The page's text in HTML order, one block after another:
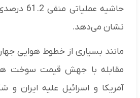
حاشیه
نشان می‌دهد.
مانند بسیاری از خطوط هوایی
مقابله با جهش قیمت سوخت
آمریکا و اسرائیل علیه ایران